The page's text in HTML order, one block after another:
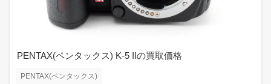
PENTAX(ペンタックス)
PENTAX(ペンタックス) K-5 IIの買取価格